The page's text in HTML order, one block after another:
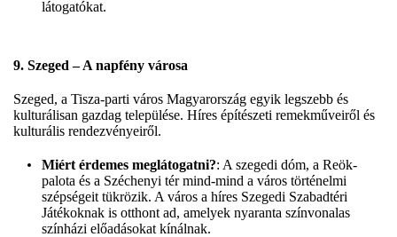
látogatókat.
9. Szeged – A napfény városa
Szeged, a Tisza-parti város Magyarország egyik legszebb és
kulturálisan gazdag települése. Híres építészeti remekműveiről és
kulturális rendezvényeiről.
Miért érdemes meglátogatni?: A szegedi dóm, a Reök-
palota és a Széchenyi tér mind-mind a város történelmi
szépségeit tükrözik. A város a híres Szegedi Szabadtéri
Játékoknak is otthont ad, amelyek nyaranta színvonalas
színházi előadásokat kínálnak.